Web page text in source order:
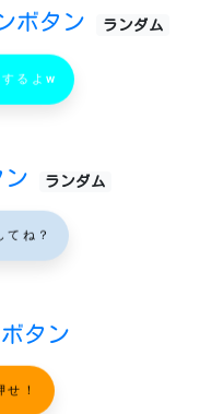
ボタン ランダム
るよw
ン ランダム
てね？
タン
！